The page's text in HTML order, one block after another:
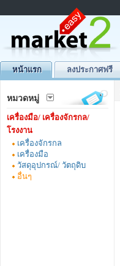
หน้าแรก ลงประกาศฟรี
หมวดหมู่
เครื่องมือ/ เครื่องจักรกล/
โรงงาน
เครื่องจักรกล
เครื่องมือ
วัสดุอุปกรณ์/ วัตถุดิบ
อื่นๆ